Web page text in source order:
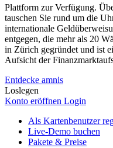
Plattform zur Verfügung.
tauschen Sie rund um die
internationale
entgegen, die mehr als 20
in Zürich gegründet und ist
Aufsicht der
Entdecke amnis
Loslegen
Konto eröffnen Login
Als Kartenbenutzer
Live-Demo buchen
Pakete & Preise